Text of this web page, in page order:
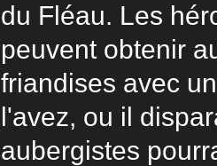
du Fléau. Les
peuvent obtenir
friandises avec
l'avez, ou il
aubergistes